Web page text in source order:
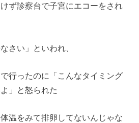
ず診察台で子宮にエコーをされ
さい」といわれ、
行ったのに「こんなタイミング
」と怒られた
温をみて排卵してないんじゃな